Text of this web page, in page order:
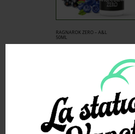
RAGNAROK ZERO – A&L
50ML
Souhaits
Voir produit